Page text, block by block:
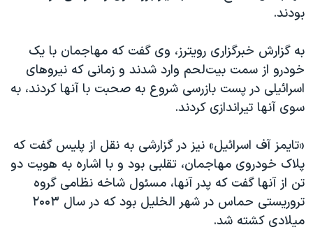
سفر پرزیدنت ترامپ به چینبودند.
به گزارش خبرگزاری رویترز، وی گفت که مهاجمان با یک
خودرو از سمت بیت‌لحم وارد شدند و زمانی که نیروهای
اسرائیلی در پست بازرسی شروع به صحبت با آنها کردند، به
سوی آنها تیراندازی کردند.
«تایمز آف اسرائیل» نیز در گزارشی به نقل از پلیس گفت که
پلاک خودروی مهاجمان، تقلبی بود و با اشاره به هویت دو
تن از آنها گفت که پدر آنها، مسئول شاخه نظامی گروه
تروریستی حماس در شهر الخلیل بود که در سال ۲۰۰۳
میلادی کشته شد.